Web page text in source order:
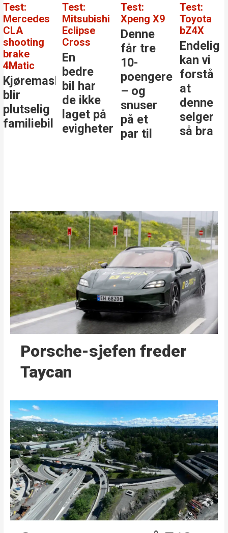
Test:
Mercedes
CLA
shooting
brake
4Matic
Kjøremaskinen
blir
plutselig
familiebil
Test:
Mitsubishi
Eclipse
Cross
En
bedre
bil har
de ikke
laget på
evigheter
Test:
Xpeng X9
Denne
får tre
10-
poengere
– og
snuser
på et
par til
Test:
Toyota
bZ4X
Endelig
kan vi
forstå
at
denne
selger
så bra
Porsche-sjefen freder
Taycan